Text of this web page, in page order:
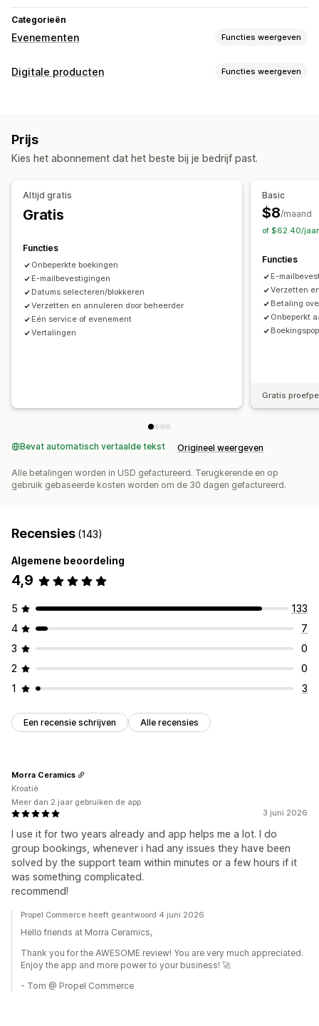
Categorieën
Evenementen Functies weergeven
Evenementtype
Boekingsbeheer
Kalender
Tijdvakken
Datums blokkeren
Capaciteitslimieten
Inchecken voor evenementen
Gegevenssynchronisatie
Sms-meldingen
Meerdere talen
Personeelsbeheer
Aanpassing
Boekingspagina's Kalenderwidget
Aangepaste formulieren
Branding
Digitale producten Functies weergeven
Downloads beheren
Bestandsbeveiliging
Watermarks
Prijs
Kies het abonnement dat het beste bij je bedrijf past.
Altijd gratis
Gratis
Functies
Onbeperkte boekingen
E-mailbevestigingen
Datums selecteren/blokkeren
Verzetten en annuleren door beheerder
Eén service of evenement
Vertalingen
Basic
$8/maand
of $62.40/
Functies
E-
Verzetten
Betaling
Onbeperkt
Gratis
Bevat automatisch vertaalde tekst Origineel weergeven
Alle betalingen worden in USD gefactureerd. Terugkerende en op
gebruik gebaseerde kosten worden om de 30 dagen gefactureerd.
Recensies (143)
Algemene beoordeling
4,9
5
133
4
7
3
0
2
0
1
3
Een recensie schrijven Alle recensies
3 juni 2026
I use it for two years already and app helps me a lot. I do
group bookings, whenever i had any issues they have been
solved by the support team within minutes or a few hours if it
was something complicated.
recommend!
Morra Ceramics
Kroatië
Meer dan 2 jaar gebruiken de app
Propel Commerce heeft geantwoord 4 juni 2026
Hello friends at Morra Ceramics,
Thank you for the AWESOME review! You are very much appreciated.
Enjoy the app and more power to your business! 🚀
- Tom @ Propel Commerce